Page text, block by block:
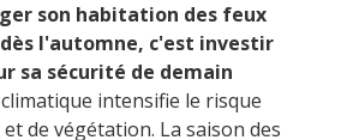
son habitation des feux
l'automne, c'est investir
sa sécurité de demain
intensifie le risque
de végétation. La saison des